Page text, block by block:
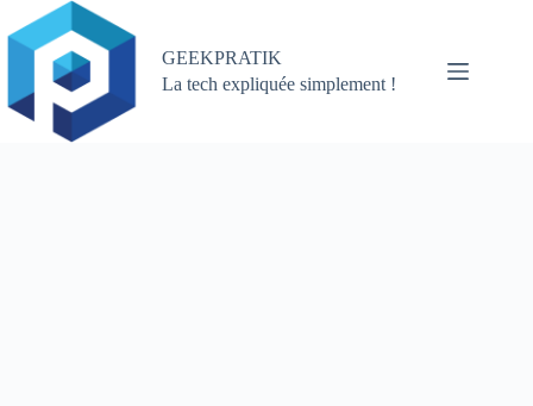
au
contenu
GEEKPRATIK
La tech expliquée simplement !